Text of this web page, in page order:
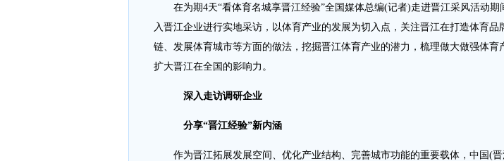
在为期4天“看体育名城享晋江经验”全国媒体总编(记者)走进晋江采风活动期
入晋江企业进行实地采访，以体育产业的发展为切入点，关注晋江在打造体育品
链、发展体育城市等方面的做法，挖掘晋江体育产业的潜力，梳理做大做强体育
扩大晋江在全国的影响力。
深入走访调研企业
分享“晋江经验”新内涵
作为晋江拓展发展空间、优化产业结构、完善城市功能的重要载体，中国(晋